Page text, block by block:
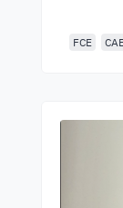
FCE